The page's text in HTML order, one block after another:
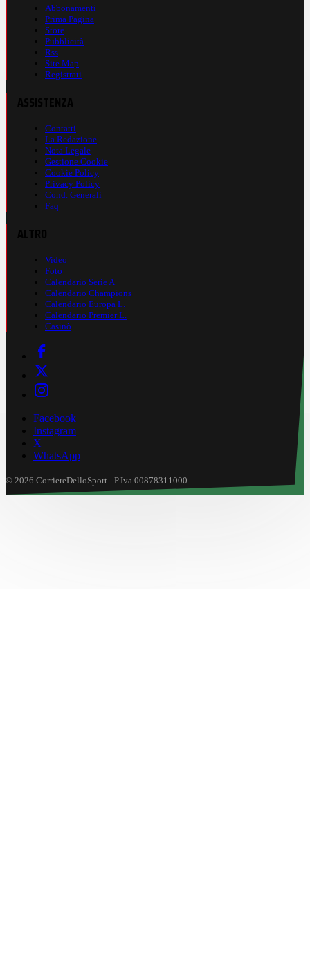
Abbonamenti
Prima Pagina
Store
Pubblicità
Rss
Site Map
Registrati
Contatti
La Redazione
Nota Legale
Gestione Cookie
Cookie Policy
Privacy Policy
Cond. Generali
Faq
Video
Foto
Calendario Serie A
Calendario Champions
Calendario Europa L.
Calendario Premier L.
Casinò
Facebook
Instagram
X
WhatsApp
© 2026 CorriereDelloSport - P.Iva 00878311000